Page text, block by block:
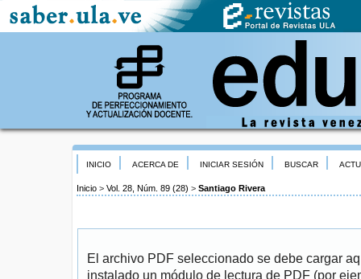
INICIO ACERCA DE INICIAR SESIÓN BUSCAR
Inicio > Vol. 28, Núm. 89 (28) > Santiago Rivera
El archivo PDF seleccionado se debe cargar
instalado un módulo de lectura de PDF (por